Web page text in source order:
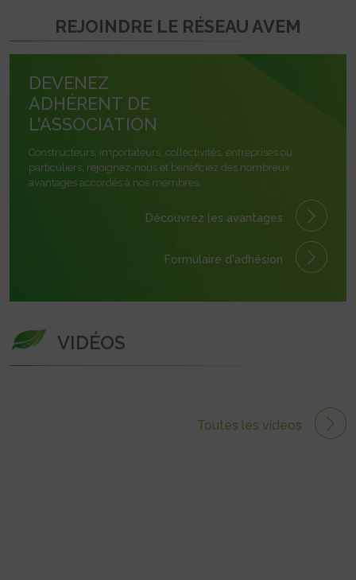
REJOINDRE LE RÉSEAU AVEM
DEVENEZ
ADHÉRENT DE
L'ASSOCIATION
Constructeurs, importateurs, collectivités, entreprises ou
particuliers, rejoignez-nous et bénéficiez des nombreux
avantages accordés à nos membres.
Découvrez les avantages
Formulaire d'adhésion
VIDÉOS
Toutes les vidéos